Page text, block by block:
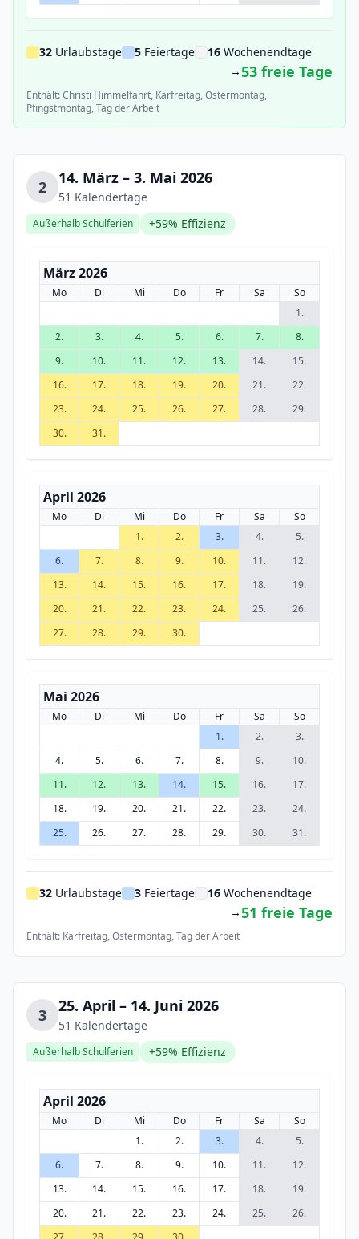
32 Urlaubstage 5 Feiertage 16 Wochenendtage
→53 freie Tage
Enthält: Christi Himmelfahrt, Karfreitag, Ostermontag,
Pfingstmontag, Tag der Arbeit
2 14. März – 3. Mai 2026
51 Kalendertage
Außerhalb Schulferien +59% Effizienz
März 2026
Mo Di Mi Do Fr Sa
So
1.
2.
3. 4. 5. 6. 7.
8.
9.
10. 11. 12. 13. 14.
15.
16.
17. 18. 19. 20. 21.
22.
23.
24. 25. 26. 27. 28.
29.
30.
31.
April 2026
Mo Di Mi Do Fr Sa
So
1.
2. 3. 4.
5.
6.
7. 8. 9. 10. 11.
12.
13.
14. 15. 16. 17. 18.
19.
20.
21. 22. 23. 24. 25.
26.
27.
28. 29. 30.
Mai 2026
Mo Di Mi Do Fr Sa
So
1.
2.
3.
4.
5. 6. 7. 8. 9.
10.
11.
12. 13. 14. 15. 16.
17.
18.
19. 20. 21. 22. 23.
24.
25.
26. 27. 28. 29. 30. 31.
32 Urlaubstage 3 Feiertage 16 Wochenendtage
→51 freie Tage
Enthält: Karfreitag, Ostermontag, Tag der Arbeit
3 25. April – 14. Juni 2026
51 Kalendertage
Außerhalb Schulferien +59% Effizienz
April 2026
Mo Di Mi Do Fr Sa
So
1.
2. 3. 4.
5.
6.
7. 8. 9. 10. 11.
12.
13.
14. 15. 16. 17. 18.
19.
20.
21. 22. 23. 24. 25.
26.